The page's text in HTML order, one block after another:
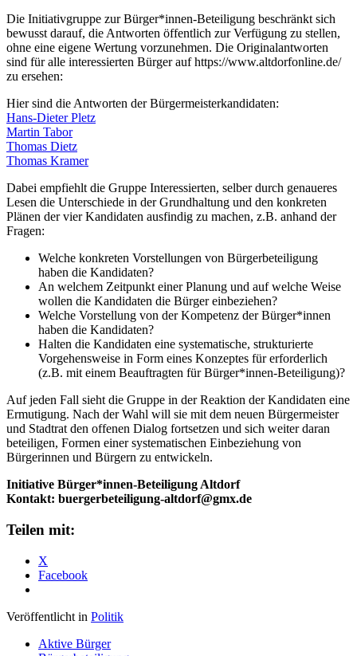
Die Initiativgruppe zur Bürger*innen-Beteiligung beschränkt sich
bewusst darauf, die Antworten öffentlich zur Verfügung zu stellen,
ohne eine eigene Wertung vorzunehmen. Die Originalantworten
sind für alle interessierten Bürger auf https://www.altdorfonline.de/
zu ersehen:
Hier sind die Antworten der Bürgermeisterkandidaten:
Hans-Dieter Pletz
Martin Tabor
Thomas Dietz
Thomas Kramer
Dabei empfiehlt die Gruppe Interessierten, selber durch genaueres
Lesen die Unterschiede in der Grundhaltung und den konkreten
Plänen der vier Kandidaten ausfindig zu machen, z.B. anhand der
Fragen:
Welche konkreten Vorstellungen von Bürgerbeteiligung
haben die Kandidaten?
An welchem Zeitpunkt einer Planung und auf welche Weise
wollen die Kandidaten die Bürger einbeziehen?
Welche Vorstellung von der Kompetenz der Bürger*innen
haben die Kandidaten?
Halten die Kandidaten eine systematische, strukturierte
Vorgehensweise in Form eines Konzeptes für erforderlich
(z.B. mit einem Beauftragten für Bürger*innen-Beteiligung)?
Auf jeden Fall sieht die Gruppe in der Reaktion der Kandidaten eine
Ermutigung. Nach der Wahl will sie mit dem neuen Bürgermeister
und Stadtrat den offenen Dialog fortsetzen und sich weiter daran
beteiligen, Formen einer systematischen Einbeziehung von
Bürgerinnen und Bürgern zu entwickeln.
Initiative Bürger*innen-Beteiligung Altdorf
Kontakt: buergerbeteiligung-altdorf@gmx.de
Teilen mit:
X
Facebook
Veröffentlicht in Politik
Aktive Bürger